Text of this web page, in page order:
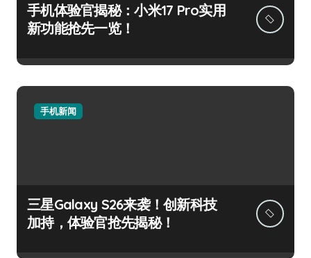
手机体验官揭秘：小米17 Pro实用
新功能抢先一览！
手机新闻
三星Galaxy S26来袭！创新科技
加持，体验官抢先揭秘！